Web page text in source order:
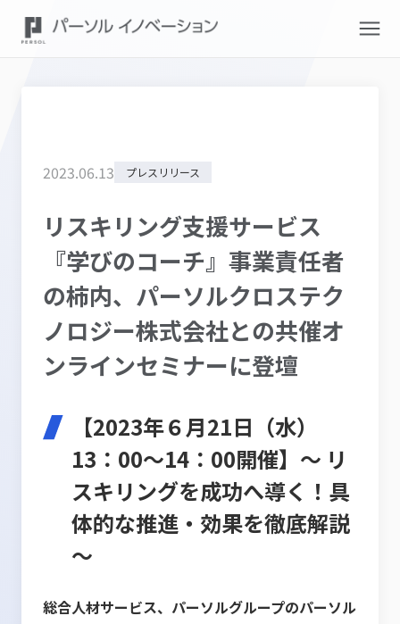
2023.06.13 プレスリリース
リスキリング支援サービス
『学びのコーチ』事業責任者
の柿内、パーソルクロステク
ノロジー株式会社との共催オ
ンラインセミナーに登壇
【2023年６月21日（水）
13：00～14：00開催】～ リ
スキリングを成功へ導く！具
体的な推進・効果を徹底解説
～
総合人材サービス、パーソルグループのパーソル